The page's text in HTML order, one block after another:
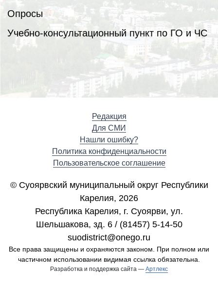
Опросы
Учебно-консультационный пункт по ГО и ЧС
Редакция
Для СМИ
Нашли ошибку?
Политика конфиденциальности
Пользовательское соглашение
© Суоярвский муниципальный округ Республики
Карелия, 2026
Республика Карелия, г. Cуоярви, ул.
Шельшакова, зд. 6 / (81457) 5-14-50
suodistrict@onego.ru
Все права защищены и охраняются законом. При полном или
частичном использовании видимая ссылка обязательна.
Разработка и поддержка сайта — Артлекс